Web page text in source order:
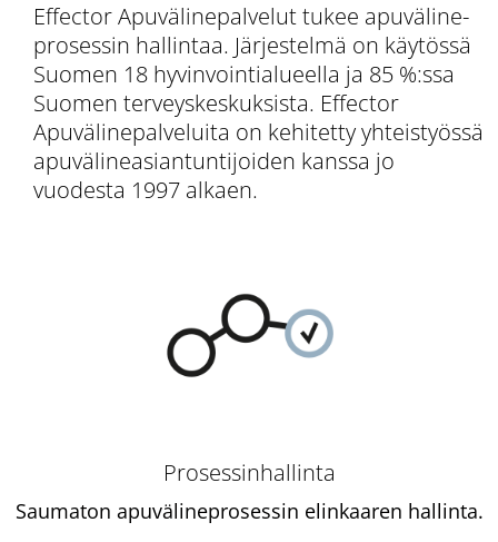
Effector Apuvälinepalvelut tukee apuväline­
prosessin hallintaa. Järjestelmä on käytössä
Suomen 18 hyvinvointialueella ja 85 %:ssa
Suomen terveys­keskuksista. Effector
Apuvälinepalveluita on kehitetty yhteistyössä
apuvälineasiantuntijoiden kanssa jo
vuodesta 1997 alkaen.
Prosessinhallinta
Saumaton apuväline­prosessin elinkaaren hallinta.